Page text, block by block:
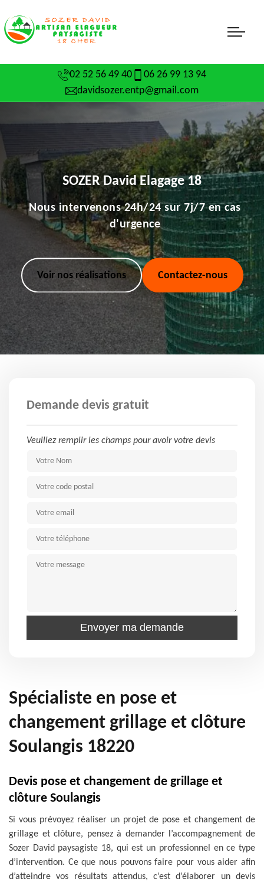
02 52 56 49 40
06 26 99 13 94
davidsozer.entp@gmail.com
SOZER David Elagage 18
Nous intervenons 24h/24 sur 7j/7 en cas
d'urgence
Voir nos réalisations Contactez-nous
Demande devis gratuit
Veuillez remplir les champs pour avoir votre devis
Spécialiste en pose et
changement grillage et clôture
Soulangis 18220
Devis pose et changement de grillage et
clôture Soulangis
Si vous prévoyez réaliser un projet de pose et changement de
grillage et clôture, pensez à demander l’accompagnement de
Sozer David paysagiste 18, qui est un professionnel en ce type
d’intervention. Ce que nous pouvons faire pour vous aider afin
d’atteindre vos résultats attendus, c’est d’élaborer un devis